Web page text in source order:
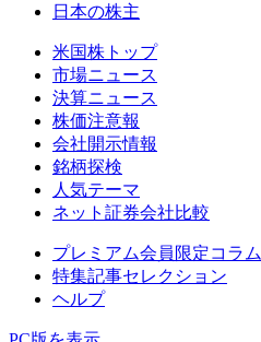
日本の株主
米国株トップ
市場ニュース
決算ニュース
株価注意報
会社開示情報
銘柄探検
人気テーマ
ネット証券会社比較
プレミアム会員限定コラム
特集記事セレクション
ヘルプ